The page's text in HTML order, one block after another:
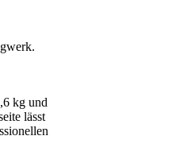
kg und
lässt